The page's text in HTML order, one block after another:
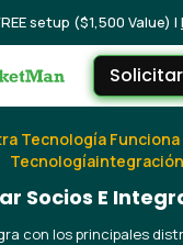
setup ($1,500 Value) |
Tecnología Funciona
Tecnologíaintegración
Socios E
con los principales